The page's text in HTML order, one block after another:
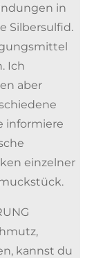
in
Silbersulfid.
Ich
aber
informiere
einzelner
kannst du